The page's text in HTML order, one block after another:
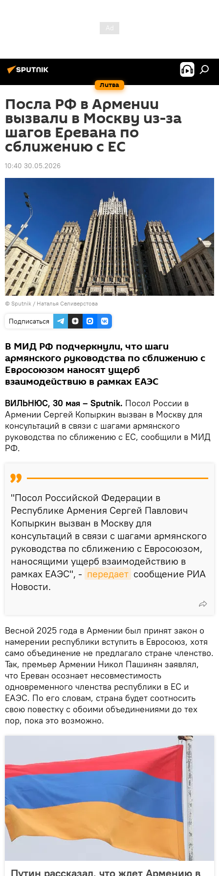
Литва
Посла РФ в Армении
вызвали в Москву из-за
шагов Еревана по
сближению с ЕС
10:40 30.05.2026
© Sputnik / Наталья Селиверстова
Подписаться
В МИД РФ подчеркнули, что шаги
армянского руководства по сближению с
Евросоюзом наносят ущерб
взаимодействию в рамках ЕАЭС
ВИЛЬНЮС, 30 мая – Sputnik. Посол России в
Армении Сергей Копыркин вызван в Москву для
консультаций в связи с шагами армянского
руководства по сближению с ЕС, сообщили в МИД
РФ.
"Посол Российской Федерации в
Республике Армения Сергей Павлович
Копыркин вызван в Москву для
консультаций в связи с шагами армянского
руководства по сближению с Евросоюзом,
наносящими ущерб взаимодействию в
рамках ЕАЭС", - передает сообщение РИА
Новости.
Весной 2025 года в Армении был принят закон о
намерении республики вступить в Евросоюз, хотя
само объединение не предлагало стране членство.
Так, премьер Армении Никол Пашинян заявлял,
что Ереван осознает несовместимость
одновременного членства республики в ЕС и
ЕАЭС. По его словам, страна будет соотносить
свою повестку с обоими объединениями до тех
пор, пока это возможно.
Путин рассказал, что ждет Армению в